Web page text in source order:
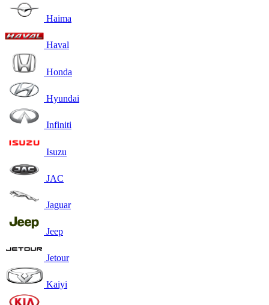
Haima
Haval
Honda
Hyundai
Infiniti
Isuzu
JAC
Jaguar
Jeep
Jetour
Kaiyi